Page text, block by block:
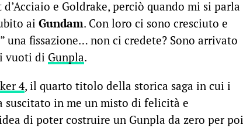
d’Acciaio e Goldrake, perciò quando mi si parla
ai Gundam. Con loro ci sono cresciuto e
una fissazione… non ci credete? Sono arrivato
vuoti di Gunpla.
4, il quarto titolo della storica saga in cui i
suscitato in me un misto di felicità e
di poter costruire un Gunpla da zero per poi